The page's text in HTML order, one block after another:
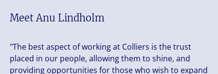
Meet Anu Lindholm
"The best aspect of working at Colliers is the trust
placed in our people, allowing them to shine, and
providing opportunities for those who wish to expand